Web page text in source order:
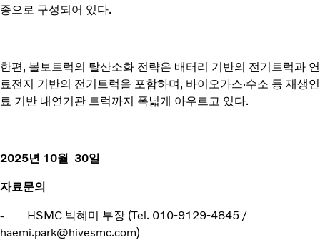
종으로 구성되어 있다.
한편, 볼보트럭의 탈산소화 전략은 배터리 기반의 전기트럭과 연
료전지 기반의 전기트럭을 포함하며, 바이오가스·수소 등 재생연
료 기반 내연기관 트럭까지 폭넓게 아우르고 있다.
2025년 10월 30일
자료문의
- HSMC 박혜미 부장 (Tel. 010-9129-4845 /
haemi.park@hivesmc.com)